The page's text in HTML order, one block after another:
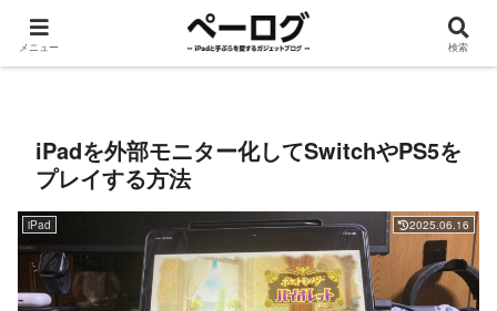
iPad Apple Watch ガジェット
iPadを外部モニター化してSwitchやPS5を
プレイする方法
iPad 2025.06.16
メニュー 検索